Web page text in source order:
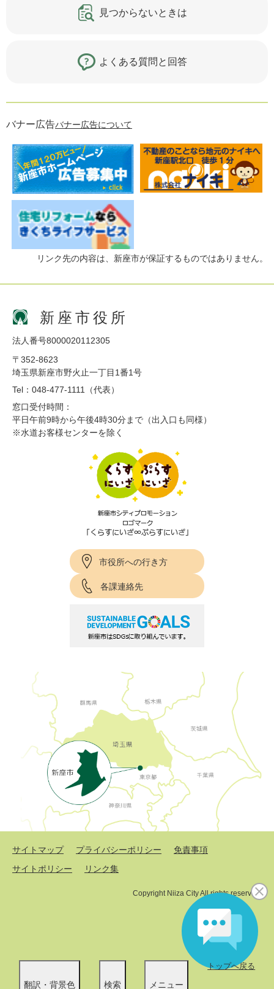
翻訳・背景色 検索 メニュー
トップへ戻る
見つからないときは
よくある質問と回答
バナー広告バナー広告について
リンク先の内容は、新座市が保証するものではありません。
新座市役所
法人番号8000020112305
〒352-8623
埼玉県新座市野火止一丁目1番1号
Tel：048-477-1111（代表）
窓口受付時間：
平日午前9時から午後4時30分まで（出入口も同様）
※水道お客様センターを除く
市役所への行き方
各課連絡先
サイトマップ プライバシーポリシー
免責事項
サイトポリシー
リンク集
Copyright Niiza City All rights reserved.